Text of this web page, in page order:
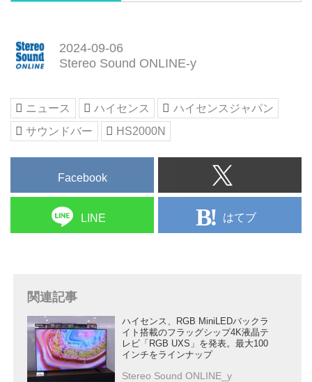
ンプルな豊かさ」をお届けしま
2024-09-06
Stereo Sound ONLINE-y
ニュース ハイセンス
ハイセンスジャパン
サウンドバー
HS2000N
Facebook
LINE はてブ
関連記事
ハイセンス、RGB MiniLEDバックラ
イト搭載のフラッグシップ4K液晶テ
レビ「RGB UXS」を発表。最大100
インチをラインナップ
Stereo Sound ONLINE_y